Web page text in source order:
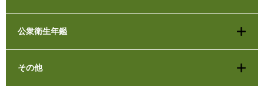
公衆衛生年鑑
その他